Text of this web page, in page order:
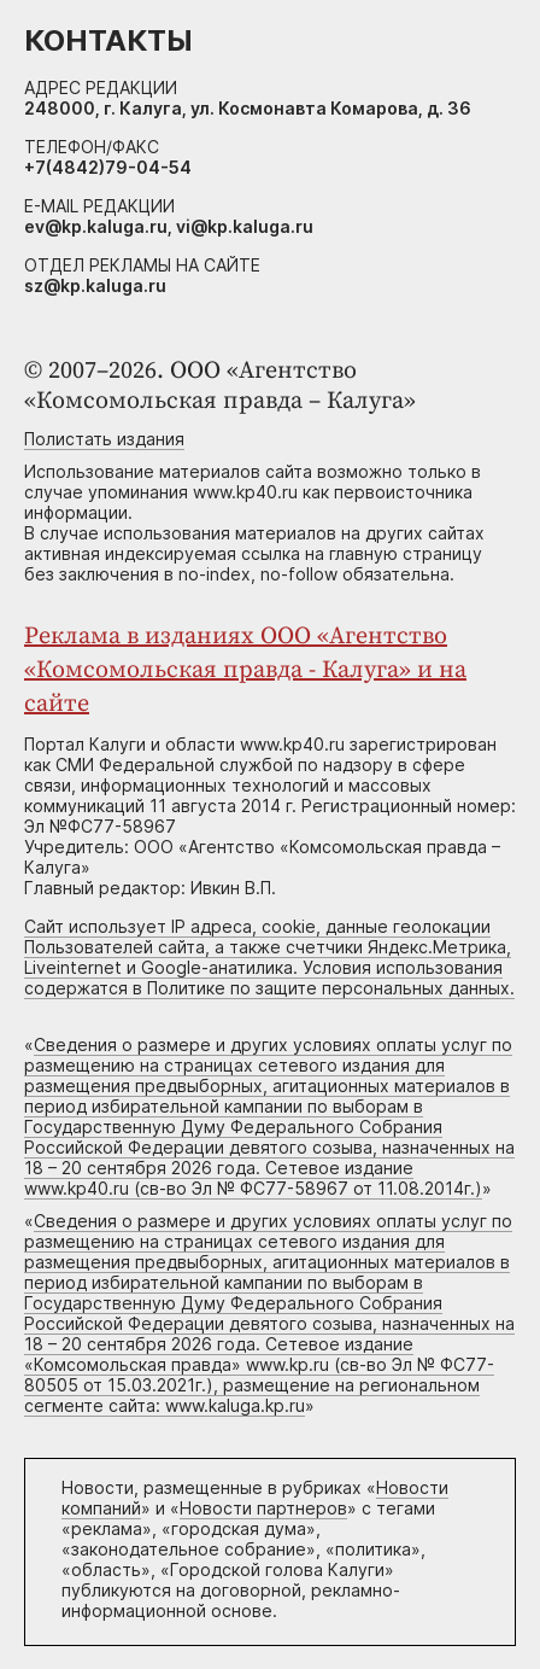
© 2007–2026. ООО «Агентство
«Комсомольская правда – Калуга»
Полистать издания
Использование материалов сайта возможно только в
случае упоминания www.kp40.ru как первоисточника
информации.
В случае использования материалов на других сайтах
активная индексируемая ссылка на главную страницу
без заключения в no-index, no-follow обязательна.
Реклама в изданиях ООО «Агентство
«Комсомольская правда - Калуга» и на
сайте
Портал Калуги и области www.kp40.ru зарегистрирован
как СМИ Федеральной службой по надзору в сфере
связи, информационных технологий и массовых
коммуникаций 11 августа 2014 г. Регистрационный номер:
Эл №ФС77-58967
Учредитель: ООО «Агентство «Комсомольская правда –
Калуга»
Главный редактор: Ивкин В.П.
Сайт использует IP адреса, cookie, данные геолокации
Пользователей сайта, а также счетчики Яндекс.Метрика,
Liveinternet и Google-анатилика. Условия использования
содержатся в Политике по защите персональных данных.
«Сведения о размере и других условиях оплаты услуг по
размещению на страницах сетевого издания для
размещения предвыборных, агитационных материалов в
период избирательной кампании по выборам в
Государственную Думу Федерального Собрания
Российской Федерации девятого созыва, назначенных на
18 – 20 сентября 2026 года. Сетевое издание
www.kp40.ru (св-во Эл № ФС77-58967 от 11.08.2014г.)»
«Сведения о размере и других условиях оплаты услуг по
размещению на страницах сетевого издания для
размещения предвыборных, агитационных материалов в
период избирательной кампании по выборам в
Государственную Думу Федерального Собрания
Российской Федерации девятого созыва, назначенных на
18 – 20 сентября 2026 года. Сетевое издание
«Комсомольская правда» www.kp.ru (св-во Эл № ФС77-
80505 от 15.03.2021г.), размещение на региональном
сегменте сайта: www.kaluga.kp.ru»
Новости, размещенные в рубриках «Новости
компаний» и «Новости партнеров» с тегами
«реклама», «городская дума»,
«законодательное собрание», «политика»,
«область», «Городской голова Калуги»
публикуются на договорной, рекламно-
информационной основе.
КОНТАКТЫ
АДРЕС РЕДАКЦИИ
248000, г. Калуга, ул. Космонавта Комарова, д. 36
ТЕЛЕФОН/ФАКС
+7(4842)79-04-54
E-MAIL РЕДАКЦИИ
ev@kp.kaluga.ru, vi@kp.kaluga.ru
ОТДЕЛ РЕКЛАМЫ НА САЙТЕ
sz@kp.kaluga.ru